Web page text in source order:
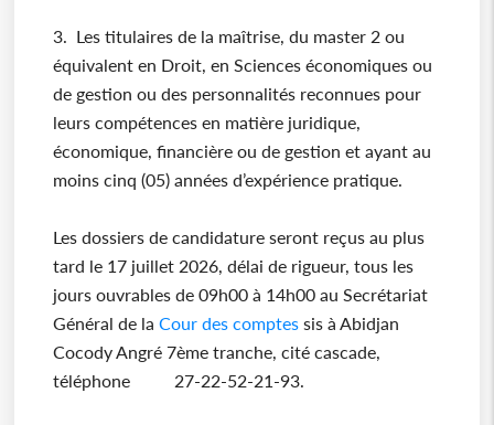
3. Les titulaires de la maîtrise, du master 2 ou
équivalent en Droit, en Sciences économiques ou
de gestion ou des personnalités reconnues pour
leurs compétences en matière juridique,
économique, financière ou de gestion et ayant au
moins cinq (05) années d’expérience pratique.
Les dossiers de candidature seront reçus au plus
tard le 17 juillet 2026, délai de rigueur, tous les
jours ouvrables de 09h00 à 14h00 au Secrétariat
Général de la Cour des comptessis à Abidjan
Cocody Angré 7ème tranche, cité cascade,
téléphone 27-22-52-21-93.